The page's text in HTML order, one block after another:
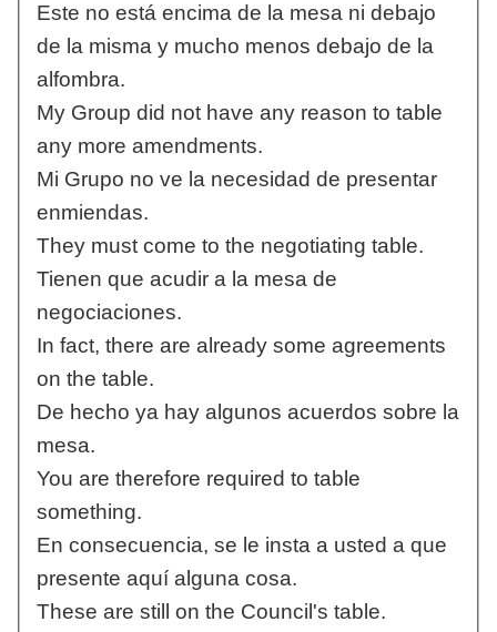
Este no está encima de la mesa ni debajo
de la misma y mucho menos debajo de la
alfombra.
My Group did not have any reason to table
any more amendments.
Mi Grupo no ve la necesidad de presentar
enmiendas.
They must come to the negotiating table.
Tienen que acudir a la mesa de
negociaciones.
In fact, there are already some agreements
on the table.
De hecho ya hay algunos acuerdos sobre la
mesa.
You are therefore required to table
something.
En consecuencia, se le insta a usted a que
presente aquí alguna cosa.
These are still on the Council's table.